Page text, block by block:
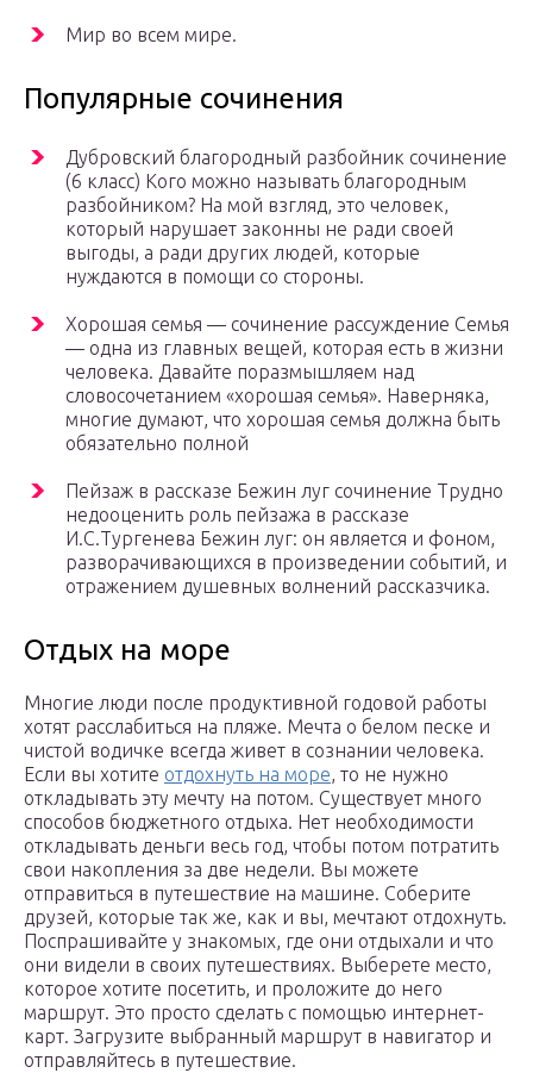
Мир во всем мире.
Популярные сочинения
Дубровский благородный разбойник сочинение
(6 класс) Кого можно называть благородным
разбойником? На мой взгляд, это человек,
который нарушает законны не ради своей
выгоды, а ради других людей, которые
нуждаются в помощи со стороны.
Хорошая семья — сочинение рассуждение Семья
— одна из главных вещей, которая есть в жизни
человека. Давайте поразмышляем над
словосочетанием «хорошая семья». Наверняка,
многие думают, что хорошая семья должна быть
обязательно полной
Пейзаж в рассказе Бежин луг сочинение Трудно
недооценить роль пейзажа в рассказе
И.С.Тургенева Бежин луг: он является и фоном,
разворачивающихся в произведении событий, и
отражением душевных волнений рассказчика.
Отдых на море
Многие люди после продуктивной годовой работы
хотят расслабиться на пляже. Мечта о белом песке и
чистой водичке всегда живет в сознании человека.
Если вы хотите отдохнуть на море, то не нужно
откладывать эту мечту на потом. Существует много
способов бюджетного отдыха. Нет необходимости
откладывать деньги весь год, чтобы потом потратить
свои накопления за две недели. Вы можете
отправиться в путешествие на машине. Соберите
друзей, которые так же, как и вы, мечтают отдохнуть.
Поспрашивайте у знакомых, где они отдыхали и что
они видели в своих путешествиях. Выберете место,
которое хотите посетить, и проложите до него
маршрут. Это просто сделать с помощью интернет-
карт. Загрузите выбранный маршрут в навигатор и
отправляйтесь в путешествие.